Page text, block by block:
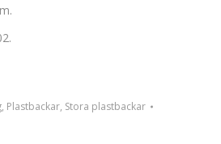
, Plastbackar, Stora plastbackar